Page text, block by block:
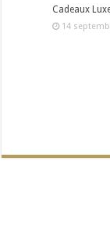
Cadeaux
14